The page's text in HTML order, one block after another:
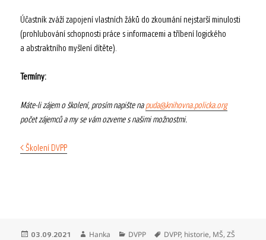
Účastník zváží zapojení vlastních žáků do zkoumání nejstarší minulosti
(prohlubování schopnosti práce s informacemi a tříbení logického
a abstraktního myšlení dítěte).
Termíny:
Máte-li zájem o školení, prosím napište napuda@knihovna.policka.org
počet zájemců a my se vám ozveme s našimi možnostmi.
< Školení DVPP
Publikováno:
03.09.2021 Autor:
Hanka Rubriky:
DVPP Štítky:
DVPP, historie, MŠ,ZŠ